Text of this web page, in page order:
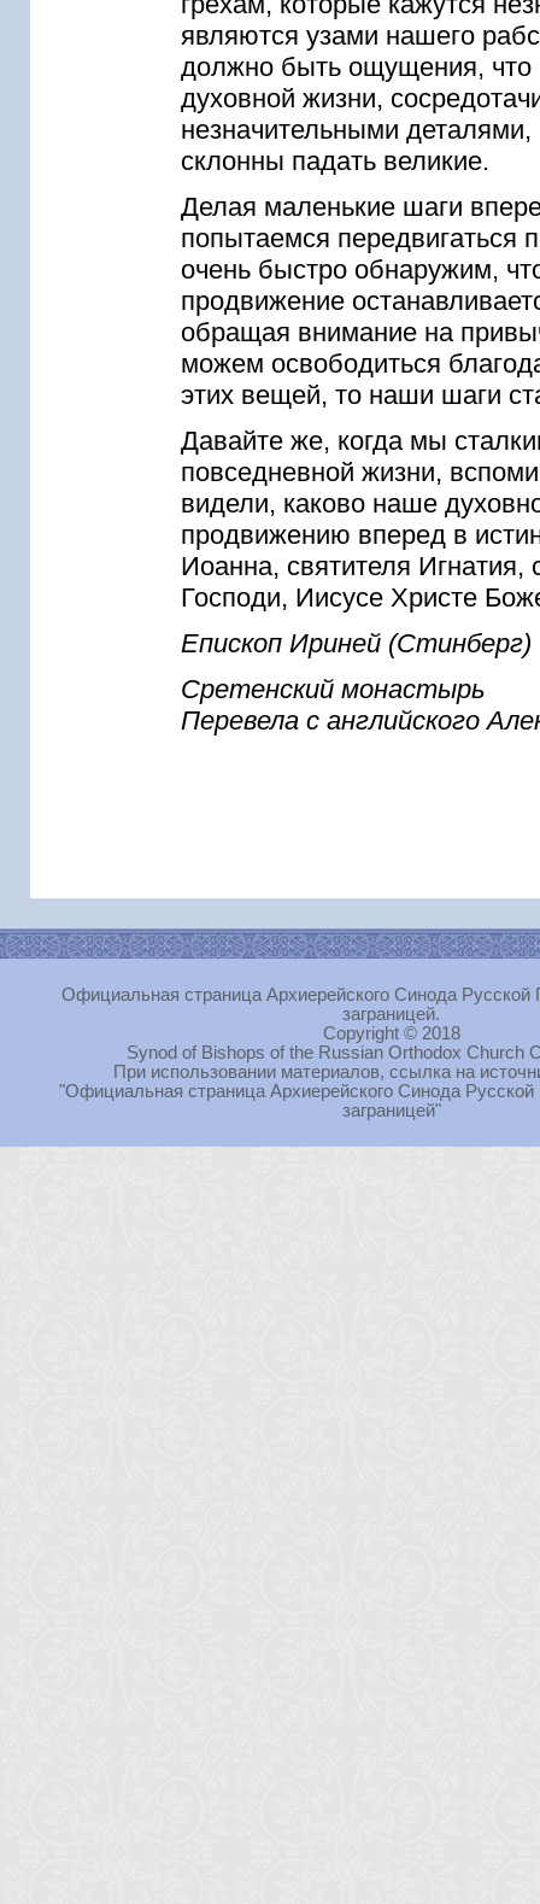
являются узами нашего
должно быть ощущения,
духовной жизни,
незначительными
склонны падать великие.
Делая маленькие шаги
попытаемся передвигаться
очень быстро обнаружим,
продвижение
обращая внимание на
можем освободиться
этих вещей, то наши шаги
Давайте же, когда мы
повседневной жизни,
видели, каково наше
продвижению вперед в
Иоанна, святителя
Господи, Иисусе Христе
Епископ Ириней (Стинберг)
Сретенский монастырь
Перевела с английского
Официальная страница Архиерейского Синода Русской
заграницей.
Copyright © 2018
Synod of Bishops of the Russian Orthodox Church
При использовании материалов, ссылка на
"Официальная страница Архиерейского Синода
заграницей"